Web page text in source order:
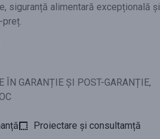
siguranță alimentară excepțională și
ÎN GARANȚIE ȘI POST-GARANȚIE,
Proiectare și consultamță